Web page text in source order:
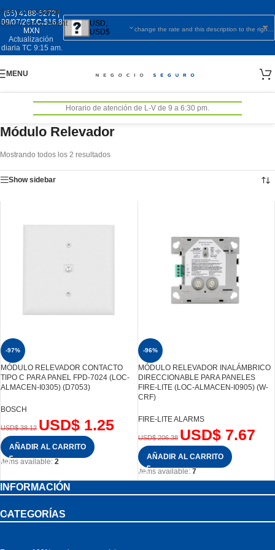
Skip to navigation
Skip to main content
(55) 4188-5272|
09/07/26T.C.$16.8
MXN
Actualización
diaria TC 9:15 am.
USD,
USD$
MENU
Horario de atención de L-V de 9 a 6:30 pm.
Módulo Relevador
Mostrando todos los 2 resultados
Show sidebar
-97%
MÓDULO RELEVADOR CONTACTO
TIPO C PARA PANEL FPD-7024 (LOC-
ALMACEN-I0305) (D7053)
BOSCH
USD$38.12 USD$ 1.25
AÑADIR AL CARRITO
Items available: 2
-96%
MÓDULO RELEVADOR INALÁMBRICO
DIRECCIONABLE PARA PANELES
FIRE-LITE (LOC-ALMACEN-I0905) (W-
CRF)
FIRE-LITE ALARMS
USD$206.38 USD$7.67
AÑADIR AL CARRITO
Items available: 7
INFORMACIÓN
CATEGORÍAS